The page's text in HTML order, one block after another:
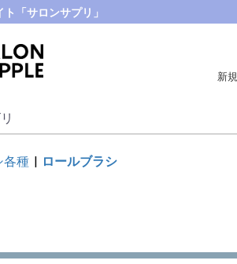
「サロンサプリ」
新
各種 ロールブラシ